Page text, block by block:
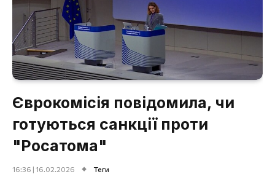
Єврокомісія повідомила, чи
готуються санкції проти
"Росатома"
16:36 | 16.02.2026 Теги